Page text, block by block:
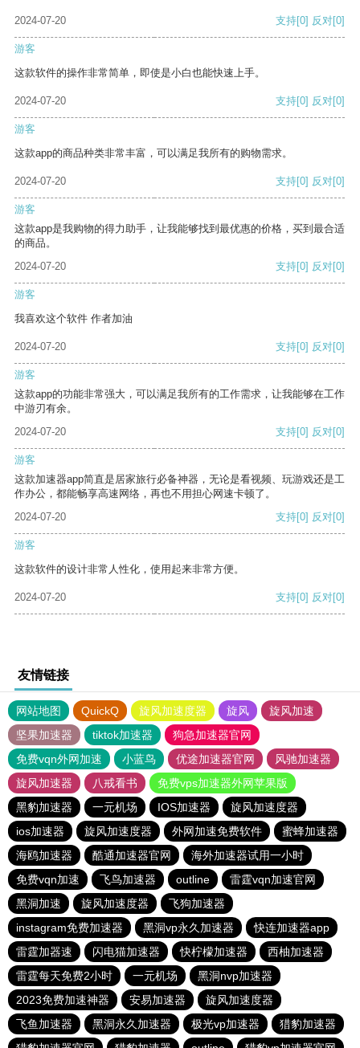
2024-07-20 支持[0] 反对[0]
游客
这款软件的操作非常简单，即使是小白也能快速上手。
2024-07-20 支持[0] 反对[0]
游客
这款app的商品种类非常丰富，可以满足我所有的购物需求。
2024-07-20 支持[0] 反对[0]
游客
这款app是我购物的得力助手，让我能够找到最优惠的价格，买到最合适
的商品。
2024-07-20
支持[0] 反对[0]
游客
我喜欢这个软件 作者加油
2024-07-20 支持[0] 反对[0]
游客
这款app的功能非常强大，可以满足我所有的工作需求，让我能够在工作
中游刃有余。
2024-07-20
支持[0] 反对[0]
游客
这款加速器app简直是居家旅行必备神器，无论是看视频、玩游戏还是工
作办公，都能畅享高速网络，再也不用担心网速卡顿了。
2024-07-20
支持[0] 反对[0]
游客
这款软件的设计非常人性化，使用起来非常方便。
2024-07-20 支持[0] 反对[0]
友情链接
网站地图 QuickQ 旋风加速度器 旋风
旋风加速
坚果加速器
tiktok加速器
狗急加速器官网
免费vqn外网加速
小蓝鸟 优途加速器官网
风驰加速器
旋风加速器
八戒看书
免费vps加速器外网苹果版
黑豹加速器
一元机场 IOS加速器
旋风加速度器
ios加速器
旋风加速度器 外网加速免费软件
蜜蜂加速器
海鸥加速器
酷通加速器官网
海外加速器试用一小时
免费vqn加速
飞鸟加速器 outline
雷霆vqn加速官网
黑洞加速
旋风加速度器
飞狗加速器
instagram免费加速器
黑洞vp永久加速器
快连加速器app
雷霆加器速
闪电猫加速器 快柠檬加速器
西柚加速器
雷霆每天免费2小时
一元机场
黑洞nvp加速器
2023免费加速神器
安易加速器
旋风加速度器
飞鱼加速器
黑洞永久加速器 极光vp加速器
猎豹加速器